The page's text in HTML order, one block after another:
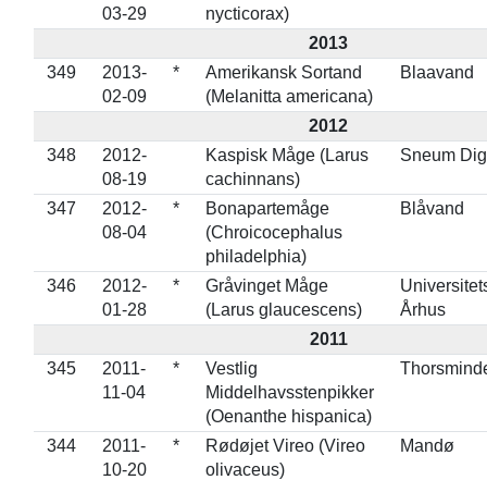
03-29
nycticorax)
2013
349
2013-
02-09
*
Amerikansk Sortand
(Melanitta americana)
Blaavand
2012
348
2012-
08-19
Kaspisk Måge (Larus
cachinnans)
Sneum
347
2012-
08-04
*
Bonapartemåge
(Chroicocephalus
philadelphia)
Blåvand
346
2012-
01-28
*
Gråvinget Måge
(Larus glaucescens)
Århus
2011
345
2011-
11-04
*
Vestlig
Middelhavsstenpikker
(Oenanthe hispanica)
344
2011-
10-20
*
Rødøjet Vireo (Vireo
olivaceus)
Mandø